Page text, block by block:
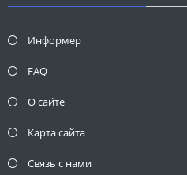
Информер
FAQ
О сайте
Карта сайта
Связь с нами